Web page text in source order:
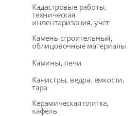
Кадастровые работы,
техническая
инвентаризация, учет
Камень строительный,
облицовочные материалы
Камины, печи
Канистры, ведра, емкости,
тара
Керамическая плитка,
кафель